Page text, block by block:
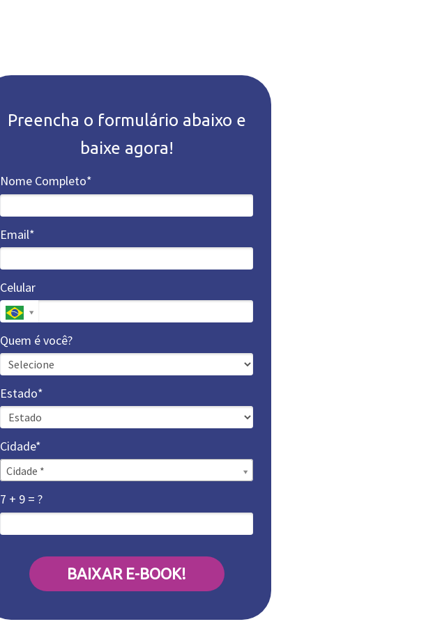
Preencha o formulário abaixo e
baixe agora!
Nome Completo*
Email*
Celular
Quem é você?
Estado*
Cidade*
Cidade *
Cidade*
7 + 9 = ?
BAIXAR E-BOOK!